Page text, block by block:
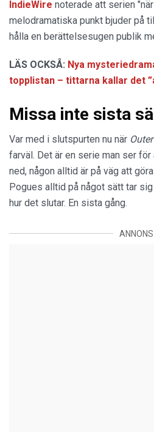
IndieWire noterade att serien
melodramatiska punkt bjuder på
hålla en berättelsesugen publik
LÄS OCKSÅ: Nya
topplistan – tittarna kallar det
Missa inte sista
Var med i slutspurten nu när
farväl. Det är en serie man ser
ned, någon alltid är på väg att
Pogues alltid på något sätt tar
hur det slutar. En sista gång.
ANNONS